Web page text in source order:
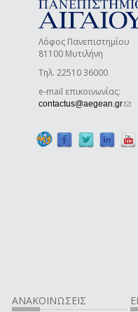
Λόφος Πανεπιστημίου
81100 Μυτιλήνη
Τηλ. 22510 36000
e-mail επικοινωνίας:
contactus@aegean.gr
ΑΝΑΚΟΙΝΩΣΕΙΣ